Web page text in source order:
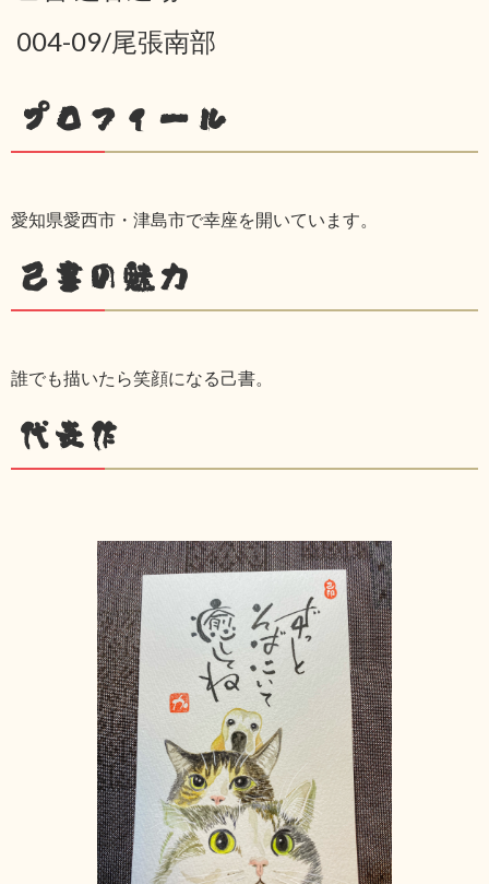
004-09/尾張南部
プロフィール
愛知県愛西市・津島市で幸座を開いています。
己書の魅力
誰でも描いたら笑顔になる己書。
代表作